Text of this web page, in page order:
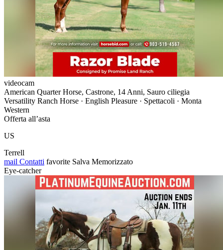
videocam
American Quarter Horse, Castrone, 14 Anni, Sauro ciliegia
Versatility Ranch Horse · English Pleasure · Spettacoli · Monta
Western
Offerta all’asta
US
Terrell
mail Contatti favorite Salva Memorizzato
Eye-catcher